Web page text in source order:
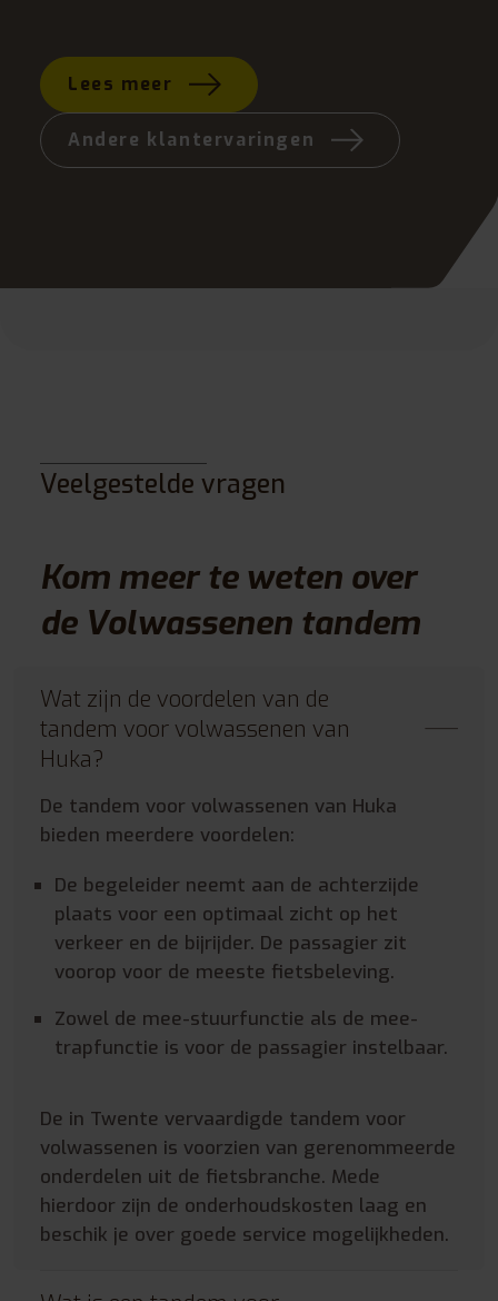
Lees meer
Andere klantervaringen
Veelgestelde vragen
Kom meer te weten over
de Volwassenen tandem
Wat zijn de voordelen van de
tandem voor volwassenen van
Huka?
De tandem voor volwassenen van Huka
bieden meerdere voordelen:
De begeleider neemt aan de achterzijde
plaats voor een optimaal zicht op het
verkeer en de bijrijder. De passagier zit
voorop voor de meeste fietsbeleving.
Zowel de mee-stuurfunctie als de mee-
trapfunctie is voor de passagier instelbaar.
De in Twente vervaardigde tandem voor
volwassenen is voorzien van gerenommeerde
onderdelen uit de fietsbranche. Mede
hierdoor zijn de onderhoudskosten laag en
beschik je over goede service mogelijkheden.